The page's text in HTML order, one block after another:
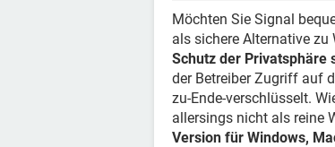
Möchten Sie Signal
als sichere Alternative zu
Schutz der Privatsphäre
der Betreiber Zugriff auf
zu-Ende-verschlüsselt.
allersings nicht als reine
Version für Windows,